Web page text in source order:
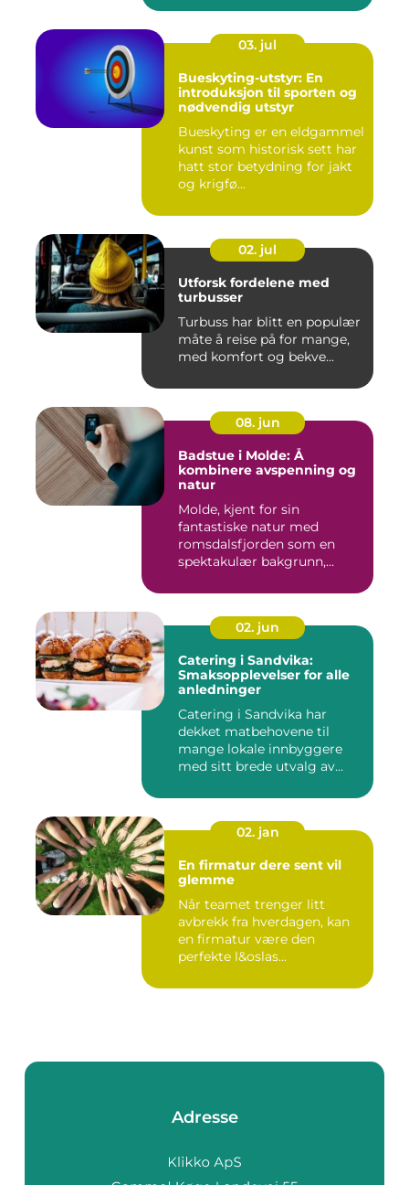
03. jul
Bueskyting-utstyr: En
introduksjon til sporten og
nødvendig utstyr
Bueskyting er en eldgammel
kunst som historisk sett har
hatt stor betydning for jakt
og krigfø...
02. jul
Utforsk fordelene med
turbusser
Turbuss har blitt en populær
måte å reise på for mange,
med komfort og bekve...
08. jun
Badstue i Molde: Å
kombinere avspenning og
natur
Molde, kjent for sin
fantastiske natur med
romsdalsfjorden som en
spektakulær bakgrunn,
02. jun
Catering i Sandvika:
Smaksopplevelser for alle
anledninger
Catering i Sandvika har
dekket matbehovene til
mange lokale innbyggere
med sitt brede utvalg av
02. jan
En firmatur dere sent vil
glemme
Når teamet trenger litt
avbrekk fra hverdagen, kan
en firmatur være den
perfekte l&oslas...
Adresse